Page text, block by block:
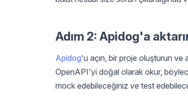
Adım 2: Apidog'a
Apidog'u açın, bir proje oluşturun ve
OpenAPI'yi doğal olarak okur,
mock edebileceğiniz ve test